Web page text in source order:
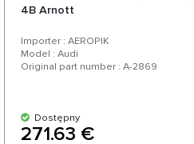
4B Arnott
Importer : AEROPIK
Model : Audi
Original part number : A-2869
Dostępny
271.63 €